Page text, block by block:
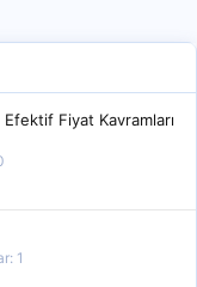
Fiyat Kavramları
1